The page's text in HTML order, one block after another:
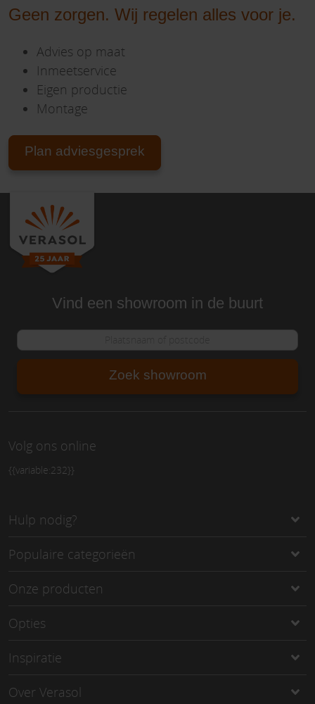
Geen zorgen. Wij regelen alles voor je.
Advies op maat
Inmeetservice
Eigen productie
Montage
Plan adviesgesprek
Vind een showroom in de buurt
Zoek showroom
Volg ons online
{{variable:232}}
Hulp nodig?
Populaire categorieën
Onze producten
Opties
Inspiratie
Over Verasol